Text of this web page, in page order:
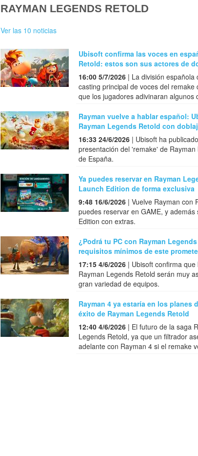
RAYMAN LEGENDS RETOLD
Ver las 10 noticias
Ubisoft confirma las voces en
Retold: estos son sus actores de
16:00 5/7/2026 | La división española
casting principal de voces del
que los jugadores adivinaran algunos
Rayman vuelve a hablar español:
Rayman Legends Retold con
16:33 24/6/2026 | Ubisoft ha
presentación del 'remake' de
de España.
Ya puedes reservar en Rayman
Launch Edition de forma exclusiva
9:48 16/6/2026 | Vuelve Rayman con
puedes reservar en GAME, y
Edition con extras.
¿Podrá tu PC con Rayman
requisitos mínimos de este
17:15 4/6/2026 | Ubisoft confirma
Rayman Legends Retold serán muy
gran variedad de equipos.
Rayman 4 ya estaría en los planes
éxito de Rayman Legends Retold
12:40 4/6/2026 | El futuro de la saga
Legends Retold, ya que un filtrador
adelante con Rayman 4 si el remake